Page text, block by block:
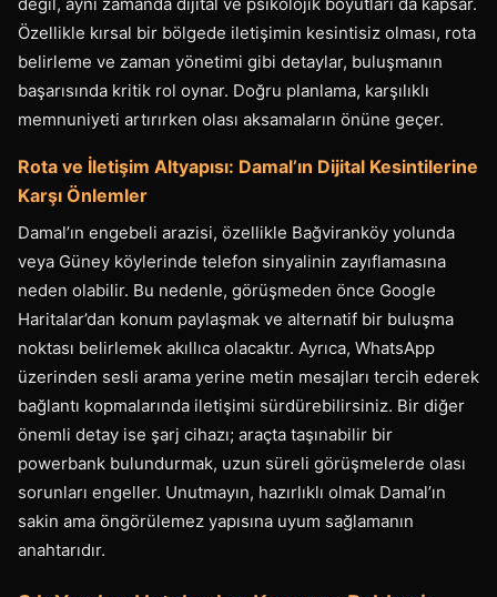
Özellikle kırsal bir bölgede iletişimin kesintisiz olması, rota
belirleme ve zaman yönetimi gibi detaylar, buluşmanın
başarısında kritik rol oynar. Doğru planlama, karşılıklı
memnuniyeti artırırken olası aksamaların önüne geçer.
Rota ve İletişim Altyapısı: Damal’ın Dijital Kesintilerine
Karşı Önlemler
Damal’ın engebeli arazisi, özellikle Bağviranköy yolunda
veya Güney köylerinde telefon sinyalinin zayıflamasına
neden olabilir. Bu nedenle, görüşmeden önce Google
Haritalar’dan konum paylaşmak ve alternatif bir buluşma
noktası belirlemek akıllıca olacaktır. Ayrıca, WhatsApp
üzerinden sesli arama yerine metin mesajları tercih ederek
bağlantı kopmalarında iletişimi sürdürebilirsiniz. Bir diğer
önemli detay ise şarj cihazı; araçta taşınabilir bir
powerbank bulundurmak, uzun süreli görüşmelerde olası
sorunları engeller. Unutmayın, hazırlıklı olmak Damal’ın
sakin ama öngörülemez yapısına uyum sağlamanın
anahtarıdır.